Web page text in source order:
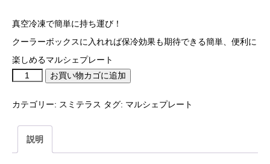
真空冷凍で簡単に持ち運び！
クーラーボックスに入れれば保冷効果も期待できる簡単、便利に
楽しめるマルシェプレート
お買い物カゴに追加
カテゴリー: スミテラス タグ: マルシェプレート
説明